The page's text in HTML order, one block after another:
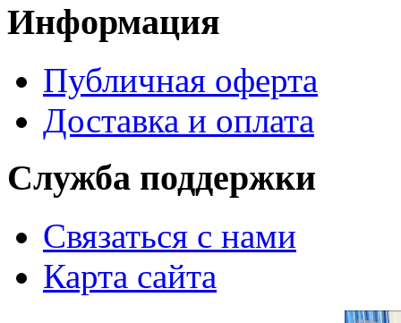
Информация
Публичная оферта
Доставка и оплата
Служба поддержки
Связаться с нами
Карта сайта